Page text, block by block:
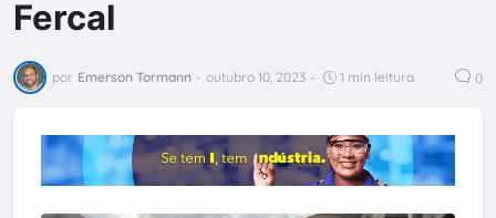
Fercal
por Emerson Tormann - outubro 10, 2023 - 1 min leitura 0